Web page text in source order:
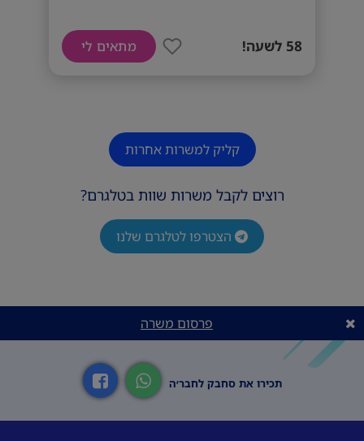
• שירות צבאי או לאומי מלא
משרה זו פונה לנשים וגברים כאחד
דרישות המשרה
יכולת לעבור הליך מיון הכולל סיווג ביטחוני
58 לשעה! מתאים לי
קליק למשרות אחרות
רוצים לקבל משרות שוות בטלגרם?
הצטרפו לטלגרם שלנו
פרסום משרה
תכירו את סחבק לחבר׳ה